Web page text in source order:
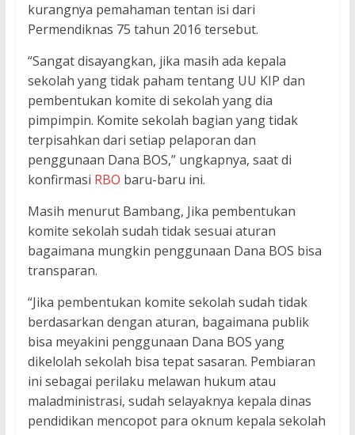
kurangnya pemahaman tentan isi dari
Permendiknas 75 tahun 2016 tersebut.
“Sangat disayangkan, jika masih ada kepala
sekolah yang tidak paham tentang UU KIP dan
pembentukan komite di sekolah yang dia
pimpimpin. Komite sekolah bagian yang tidak
terpisahkan dari setiap pelaporan dan
penggunaan Dana BOS,” ungkapnya, saat di
konfirmasi RBO baru-baru ini.
Masih menurut Bambang, Jika pembentukan
komite sekolah sudah tidak sesuai aturan
bagaimana mungkin penggunaan Dana BOS bisa
transparan.
“Jika pembentukan komite sekolah sudah tidak
berdasarkan dengan aturan, bagaimana publik
bisa meyakini penggunaan Dana BOS yang
dikelolah sekolah bisa tepat sasaran. Pembiaran
ini sebagai perilaku melawan hukum atau
maladministrasi, sudah selayaknya kepala dinas
pendidikan mencopot para oknum kepala sekolah